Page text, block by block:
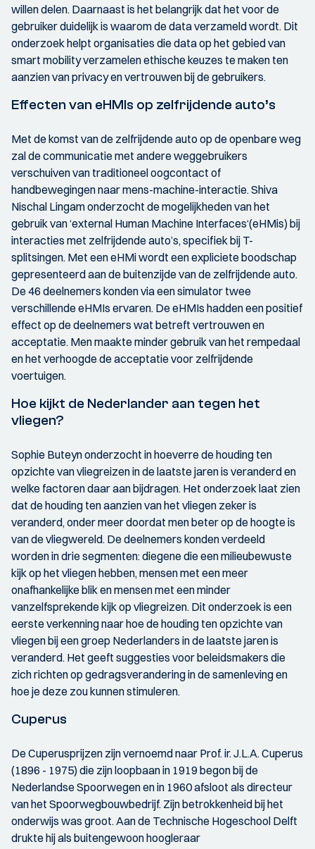
willen delen. Daarnaast is het belangrijk dat het voor de
gebruiker duidelijk is waarom de data verzameld wordt. Dit
onderzoek helpt organisaties die data op het gebied van
smart mobility verzamelen ethische keuzes te maken ten
aanzien van privacy en vertrouwen bij de gebruikers.
Effecten van eHMIs op zelfrijdende auto’s
Met de komst van de zelfrijdende auto op de openbare weg
zal de communicatie met andere weggebruikers
verschuiven van traditioneel oogcontact of
handbewegingen naar mens-machine-interactie. Shiva
Nischal Lingam onderzocht de mogelijkheden van het
gebruik van ‘external Human Machine Interfaces‘(eHMis) bij
interacties met zelfrijdende auto’s, specifiek bij T-
splitsingen. Met een eHMi wordt een expliciete boodschap
gepresenteerd aan de buitenzijde van de zelfrijdende auto.
De 46 deelnemers konden via een simulator twee
verschillende eHMIs ervaren. De eHMIs hadden een positief
effect op de deelnemers wat betreft vertrouwen en
acceptatie. Men maakte minder gebruik van het rempedaal
en het verhoogde de acceptatie voor zelfrijdende
voertuigen.
Hoe kijkt de Nederlander aan tegen het
vliegen?
Sophie Buteyn onderzocht in hoeverre de houding ten
opzichte van vliegreizen in de laatste jaren is veranderd en
welke factoren daar aan bijdragen. Het onderzoek laat zien
dat de houding ten aanzien van het vliegen zeker is
veranderd, onder meer doordat men beter op de hoogte is
van de vliegwereld. De deelnemers konden verdeeld
worden in drie segmenten: diegene die een milieubewuste
kijk op het vliegen hebben, mensen met een meer
onafhankelijke blik en mensen met een minder
vanzelfsprekende kijk op vliegreizen. Dit onderzoek is een
eerste verkenning naar hoe de houding ten opzichte van
vliegen bij een groep Nederlanders in de laatste jaren is
veranderd. Het geeft suggesties voor beleidsmakers die
zich richten op gedragsverandering in de samenleving en
hoe je deze zou kunnen stimuleren.
Cuperus
De Cuperusprijzen zijn vernoemd naar Prof. ir. J.L.A. Cuperus
(1896 - 1975) die zijn loopbaan in 1919 begon bij de
Nederlandse Spoorwegen en in 1960 afsloot als directeur
van het Spoorwegbouwbedrijf. Zijn betrokkenheid bij het
onderwijs was groot. Aan de Technische Hogeschool Delft
drukte hij als buitengewoon hoogleraar